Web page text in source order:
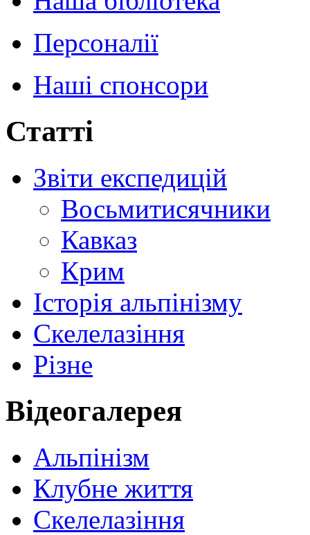
Персоналії
Наші спонсори
Статті
Звіти експедицій
Восьмитисячники
Кавказ
Крим
Історія альпінізму
Скелелазіння
Різне
Відеогалерея
Альпінізм
Клубне життя
Скелелазіння